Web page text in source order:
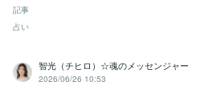
記事
占い
智光（チヒロ）☆魂のメッセンジャー
2026/06/26 10:53